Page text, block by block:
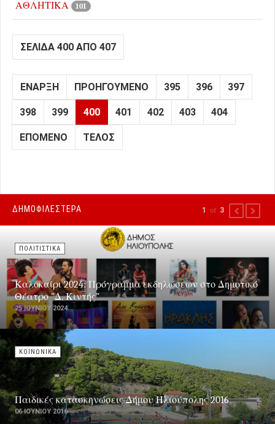
ΑΘΛΗΤΙΚΑ 101
ΣΕΛΊΔΑ 400 ΑΠΌ 407
ΈΝΑΡΞΗ ΠΡΟΗΓΟΎΜΕΝΟ 395 396 397
398 399 400 401 402 403 404
ΕΠΌΜΕΝΟ ΤΈΛΟΣ
ΔΗΜΟΦΙΛΕΣΤΕΡΑ
ΠΟΛΙΤΙΣΤΙΚΑ
Καλοκαίρι 2024: Πρόγραμμα εκδηλώσεων στο Δημοτικό
Θέατρο "Δ. Κιντής"
25 ΙΟΥΝΊΟΥ 2024
ΚΟΙΝΩΝΙΚΑ
Παιδικές κατασκηνώσεις Δήμου Ηλιούπολης 2016
06 ΙΟΥΝΊΟΥ 2016
1 of 3 PREVIOUS
NEXT